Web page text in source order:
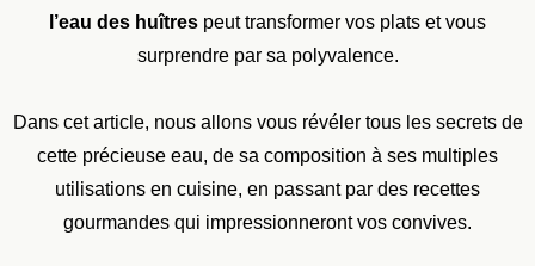
l’eau des huîtres peut transformer vos plats et vous
surprendre par sa polyvalence.
Dans cet article, nous allons vous révéler tous les secrets de
cette précieuse eau, de sa composition à ses multiples
utilisations en cuisine, en passant par des recettes
gourmandes qui impressionneront vos convives.